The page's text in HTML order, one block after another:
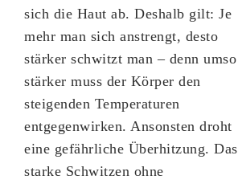
sich die Haut ab. Deshalb gilt: Je
mehr man sich anstrengt, desto
stärker schwitzt man – denn umso
stärker muss der Körper den
steigenden Temperaturen
entgegenwirken. Ansonsten droht
eine gefährliche Überhitzung. Das
starke Schwitzen ohne